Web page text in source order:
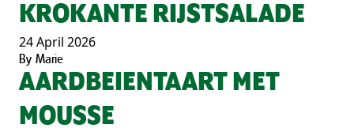
KROKANTE RIJSTSALADE
24 April 2026
By Marie
AARDBEIENTAART MET
MOUSSE